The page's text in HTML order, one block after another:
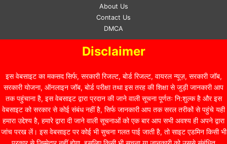
About Us
Contact Us
DMCA
Disclaimer
इस वेबसाइट का मकसद सिर्फ, सरकारी रिजल्ट, बोर्ड रिजल्ट, वायरल न्यूज़, सरकारी जॉब,
सरकारी योजना, ऑनलाइन जॉब, बोर्ड परीक्षा तथा इस तरह की शिक्षा से जुड़ी जानकारी आप
तक पहुंचाना है, इस वेबसाइट द्वारा प्रदान की जाने वाली सूचना पूर्णतः नि:शुल्क है और इस
वेबसाइट को सरकार से कोई संबंध नहीं है, सिर्फ जानकारी आप तक सरल तरीकों से पहुंचे यही
हमारा उद्देश्य है, हमारे द्वारा दी जाने वाली सूचनाओं को एक बार आप सभी अवश्य ही अपने द्वारा
जांच परख लें। इस वेबसाइट पर कोई भी सुचना गलत पाई जाती है, तो साइट एडमिन किसी भी